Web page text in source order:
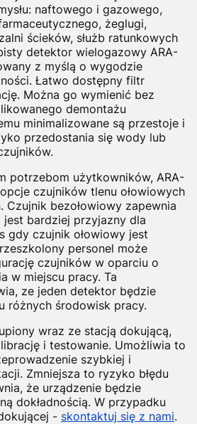
naftowego i gazowego,
żeglugi,
ścieków, służb ratunkowych
detektor wielogazowy ARA-
z myślą o wygodzie
Łatwo dostępny filtr
Można go wymienić bez
demontażu
minimalizowane są przestoje i
przedostania się wody lub
potrzebom użytkowników, ARA-
czujników tlenu ołowiowych
Czujnik bezołowiowy zapewnia
jest bardziej przyjazny dla
gdy czujnik ołowiowy jest
personel może
czujników w oparciu o
w miejscu pracy. Ta
ze jeden detektor będzie
różnych środowisk pracy.
wraz ze stacją dokującą,
i testowanie. Umożliwia to
szybkiej i
Zmniejsza to ryzyko błędu
że urządzenie będzie
dokładnością. W przypadku
- skontaktuj się z nami.